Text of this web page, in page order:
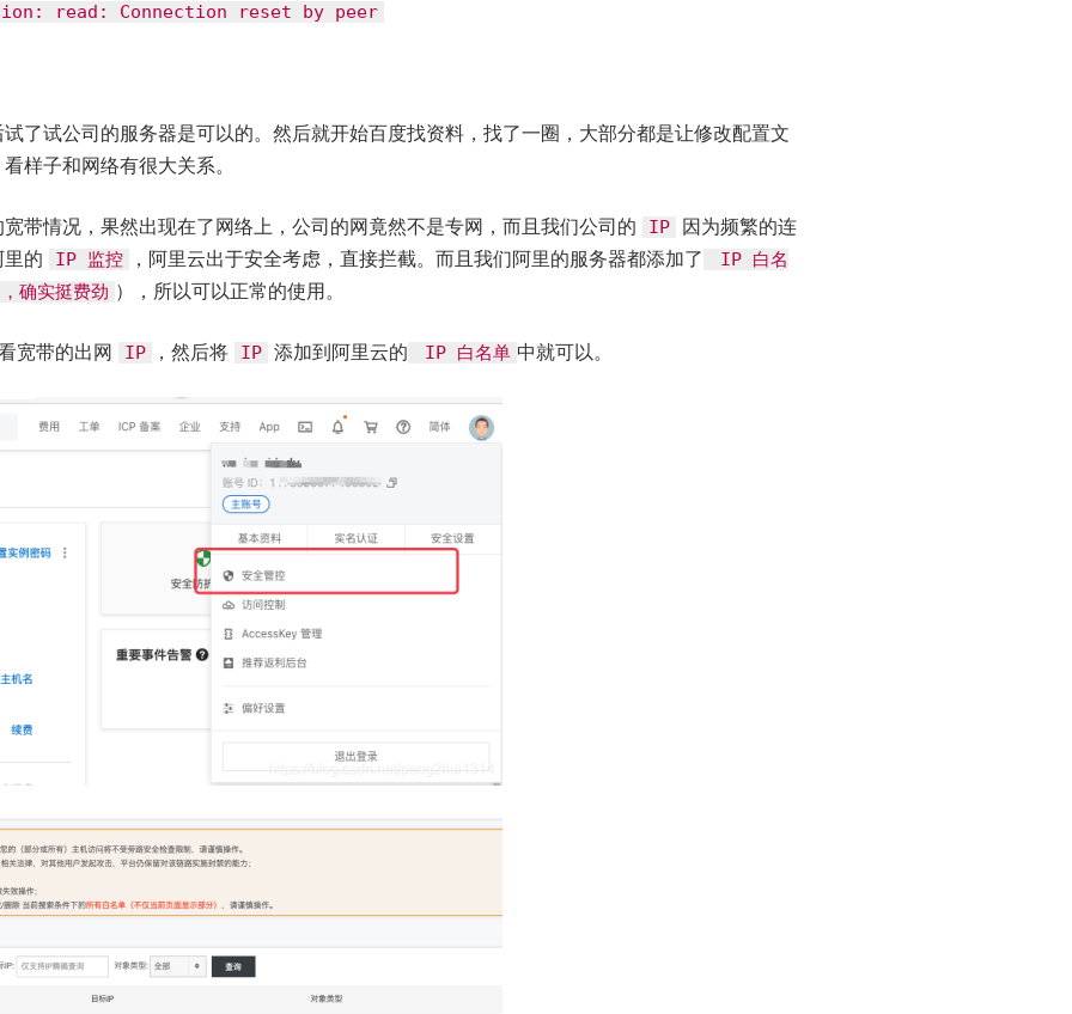
read: Connection reset by peer
了试公司的服务器是可以的。然后就开始百度找资料，找了一圈，大部分都是让修改配置文
样子和网络有很大关系。
带情况，果然出现在了网络上，公司的网竟然不是专网，而且我们公司的 IP
因为频繁的连
的
IP 监控 ，阿里云出于安全考虑，直接拦截。而且我们阿里的服务器都添加了
IP 白名
确实挺费劲 ），所以可以正常的使用。
宽带的出网 IP ，然后将 IP 添加到阿里云的 IP 白名单 中就可以。